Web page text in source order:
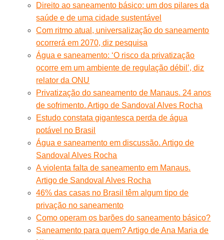
Direito ao saneamento básico: um dos pilares da
saúde e de uma cidade sustentável
Com ritmo atual, universalização do saneamento
ocorrerá em 2070, diz pesquisa
Água e saneamento: ‘O risco da privatização
ocorre em um ambiente de regulação débil’, diz
relator da ONU
Privatização do saneamento de Manaus. 24 anos
de sofrimento. Artigo de Sandoval Alves Rocha
Estudo constata gigantesca perda de água
potável no Brasil
Água e saneamento em discussão. Artigo de
Sandoval Alves Rocha
A violenta falta de saneamento em Manaus.
Artigo de Sandoval Alves Rocha
46% das casas no Brasil têm algum tipo de
privação no saneamento
Como operam os barões do saneamento básico?
Saneamento para quem? Artigo de Ana Maria de